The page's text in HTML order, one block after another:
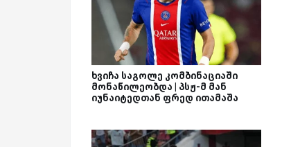
ხვიჩა საგოლე კომბინაციაში
მონაწილეობდა | პსჟ-მ მან
იუნაიტედთან ფრედ ითამაშა